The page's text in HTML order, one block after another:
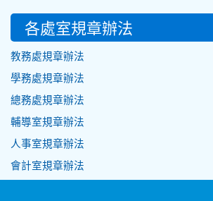
各處室規章辦法
教務處規章辦法
學務處規章辦法
總務處規章辦法
輔導室規章辦法
人事室規章辦法
會計室規章辦法